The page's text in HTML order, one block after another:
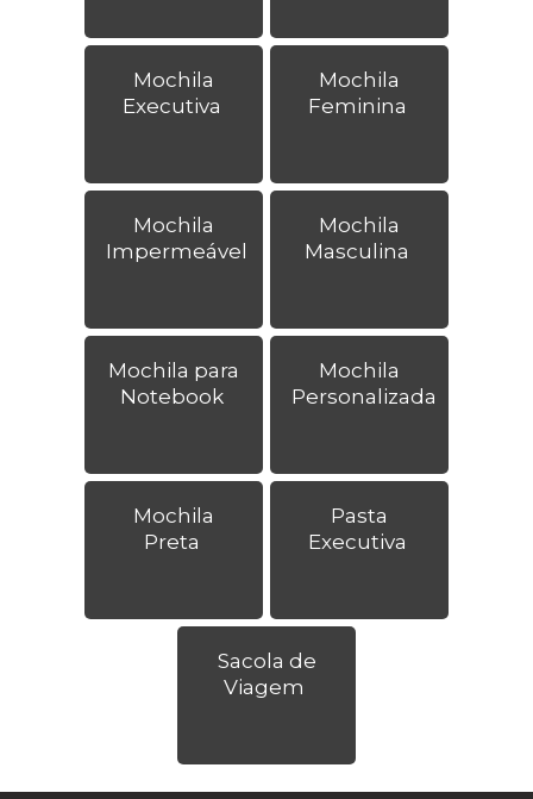
Mochila
Executiva
Mochila
Feminina
Mochila
Impermeável
Mochila
Masculina
Mochila para
Notebook
Mochila
Personalizada
Mochila
Preta
Pasta
Executiva
Sacola de
Viagem